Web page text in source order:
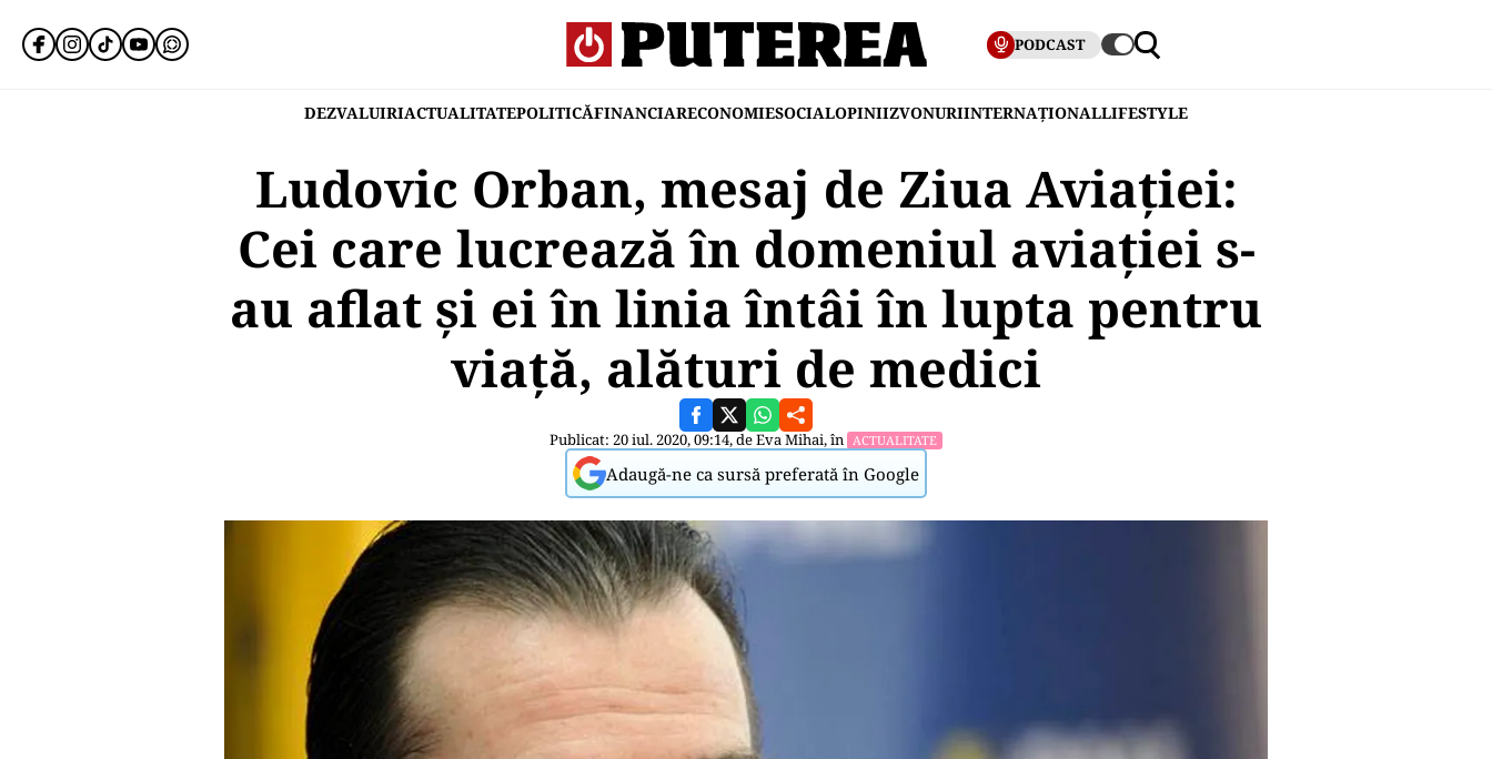
PODCAST
DEZVALUIRIACTUALITATEPOLITICĂFINANCIARECONOMIESOCIALOPINIIZVONURIINTERNAȚIONALLIFESTYLE
Ludovic Orban, mesaj de Ziua Aviaţiei:
Cei care lucrează în domeniul aviației s-
au aflat și ei în linia întâi în lupta pentru
viață, alături de medici
Publicat: 20 iul. 2020, 09:14, deEva Mihai, în ACTUALITATE
Adaugă-ne ca sursă preferată în Google